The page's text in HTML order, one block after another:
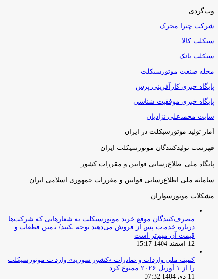
وب‌گردی
شرکت چترا محرک
سیکلت کالا
سیکلت بانک
مجله صنعت موتورسیکلت
پایگاه خبری کارآفرینی پرس
پایگاه خبری موفقیت شناسی
سایت محمدعلی نژادیان
آمار تولید موتورسیکلت در ایران
فهرست تولیدکنندگان موتورسیکلت ایران
پایگاه ملی اطلاع‌رسانی قوانین و مقررات کشور
سامانه ملی اطلاع‌رسانی قوانین و مقررات جمهوری اسلامی ایران
مشکلات موتورسواران
مصرف‌کنندگان موقع خرید موتورسیکلت به شعارهایی که شرکت‌ها
درباره خدمات پس از فروش می‌دهند توجه نکنند/ تامین قطعات و
قیمت آن مهم‌تر است
12 اسفند 1404 15:17
کمیته ملی واردات و صادرات «کشور سوریه» واردات موتورسیکلت
را از ۱ آوریل ۲۰۲۶ ممنوع کرد
11 دی 1404 07:32